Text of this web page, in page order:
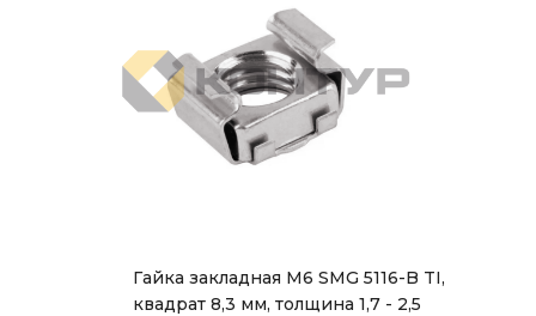
Гайка закладная М6 SMG 5116-B TI,
квадрат 8,3 мм, толщина 1,7 - 2,5